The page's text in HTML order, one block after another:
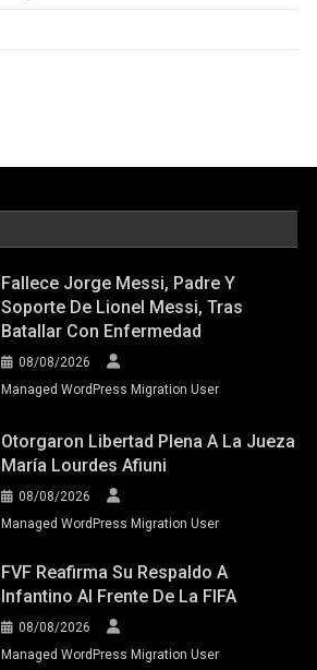
Fallece Jorge Messi, Padre Y
Soporte De Lionel Messi, Tras
Batallar Con Enfermedad
08/08/2026
Managed WordPress Migration User
Otorgaron Libertad Plena A La Jueza
María Lourdes Afiuni
08/08/2026
Managed WordPress Migration User
FVF Reafirma Su Respaldo A
Infantino Al Frente De La FIFA
08/08/2026
Managed WordPress Migration User